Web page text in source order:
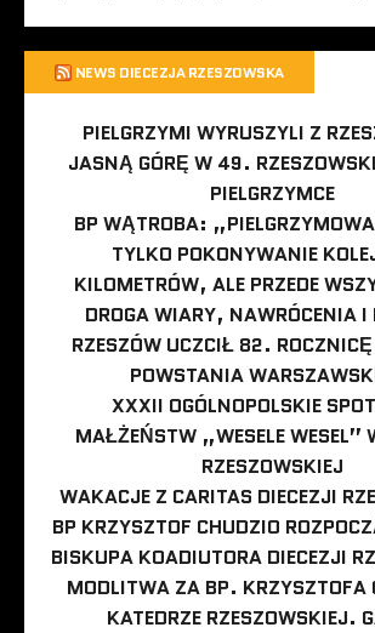
NEWS DIECEZJA RZESZOWSKA
PIELGRZYMI WYRUSZYLI Z
JASNĄ GÓRĘ W 49.
PIELGRZYMCE
BP WĄTROBA:
TYLKO POKONYWANIE
KILOMETRÓW, ALE PRZEDE
DROGA WIARY, NAWRÓCENIA
RZESZÓW UCZCIŁ 82.
POWSTANIA
XXXII OGÓLNOPOLSKIE
MAŁŻEŃSTW „WESELE WESEL”
RZESZOWSKIEJ
WAKACJE Z CARITAS DIECEZJI
BP KRZYSZTOF CHUDZIO
BISKUPA KOADIUTORA DIECEZJI
MODLITWA ZA BP. KRZYSZTOFA
KATEDRZE RZESZOWSKIEJ.